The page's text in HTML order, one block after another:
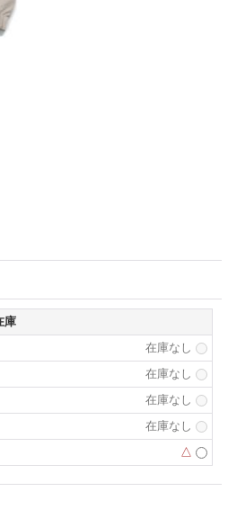
庫
在庫なし
在庫なし
在庫なし
在庫なし
△